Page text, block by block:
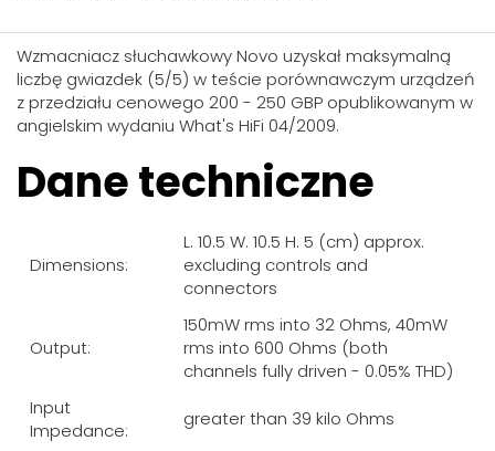
Wzmacniacz słuchawkowy Novo uzyskał maksymalną
liczbę gwiazdek (5/5) w teście porównawczym urządzeń
z przedziału cenowego 200 - 250 GBP opublikowanym w
angielskim wydaniu What's HiFi 04/2009.
Dane techniczne
Dimensions:
L. 10.5 W. 10.5 H. 5 (cm) approx.
excluding controls and
connectors
Output:
150mW rms into 32 Ohms, 40mW
rms into 600 Ohms (both
channels fully driven - 0.05% THD)
Input
Impedance:
greater than 39 kilo Ohms